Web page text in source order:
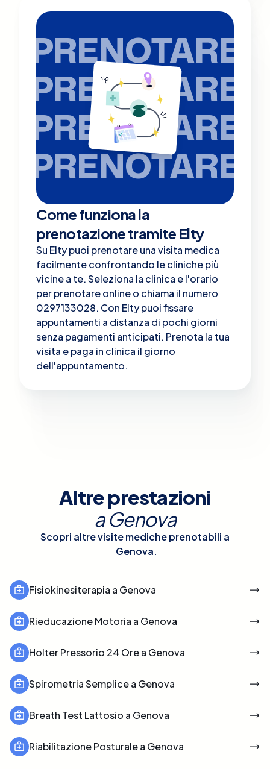
PRENOTARE
PRENOTARE
PRENOTARE
PRENOTARE
Come funziona la
prenotazione tramite Elty
Su Elty puoi prenotare una visita medica
facilmente confrontando le cliniche più
vicine a te. Seleziona la clinica e l'orario
per prenotare online o chiama il numero
0297133028. Con Elty puoi fissare
appuntamenti a distanza di pochi giorni
senza pagamenti anticipati. Prenota la tua
visita e paga in clinica il giorno
dell'appuntamento.
Altre prestazioni
aGenova
Scopri altre visite mediche prenotabili a
Genova.
Fisiokinesiterapia a Genova
Rieducazione Motoria a Genova
Holter Pressorio 24 Ore a Genova
Spirometria Semplice a Genova
Breath Test Lattosio a Genova
Riabilitazione Posturale a Genova